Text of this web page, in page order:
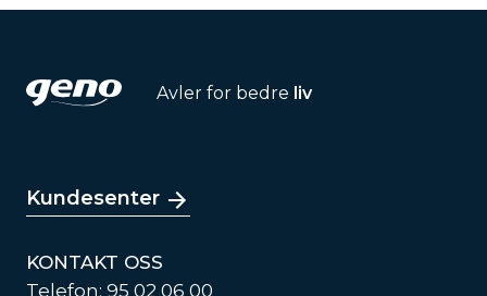
Avler for bedre liv
Kundesenter
KONTAKT OSS
Telefon: 95 02 06 00